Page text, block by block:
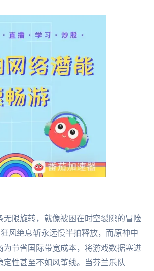
限旋转，就像被困在时空裂隙的冒险
风绝息斩永远慢半拍释放，而原神中
节省国际带宽成本，将游戏数据塞进
性甚至不如风筝线。当芬兰乐队